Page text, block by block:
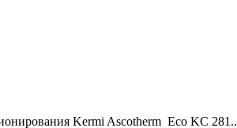
Kermi Ascotherm Eco KC 281..